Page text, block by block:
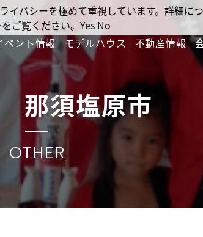
ベント情報 モデルハウス 不動産情報
那須塩原市
OTHER
バシーを極めて重視しています。詳細に
ご覧ください。 Yes No